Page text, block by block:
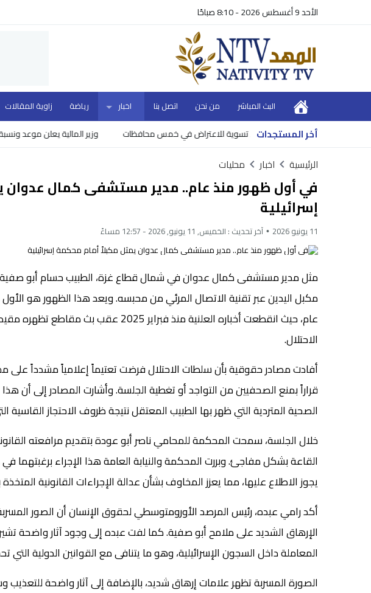
الأحد 9 أغسطس 2026 - 8:10 صباحًا
البث المباشر من نحن اتصل بنا اخبار رياضة زاوية المقالات
أخر المستجدات10 أحواض تسوية للاعتراض في خمس محافظات وزير المالية يعلن موعد ونسبة
الرئيسية اخبار محليات
في أول ظهور منذ عام.. مدير مستشفى كمال عدوان
إسرائيلية
11 يونيو 2026 آخر تحديث : الخميس, 11 يونيو, 2026 - 12:57 مساءً
مثل مدير مستشفى كمال عدوان في شمال قطاع غزة، الطبيب حسام أبو صفية،
مكبل اليدين عبر تقنية الاتصال المرئي من محبسه. ويعد هذا الظهور هو
عام، حيث انقطعت أخباره العلنية منذ فبراير
الاحتلال.
أفادت مصادر حقوقية بأن سلطات الاحتلال فرضت تعتيماً إعلامياً مشدداً على
قراراً بمنع الصحفيين من التواجد أو تغطية الجلسة. وأشارت المصادر إلى أن
الصحية المتردية التي ظهر بها الطبيب المعتقل نتيجة ظروف الاحتجاز القاسية
خلال الجلسة، سمحت المحكمة للمحامي ناصر أبو عودة بتقديم مرافعته
القاعة بشكل مفاجئ. وبررت المحكمة والنيابة العامة هذا الإجراء برغبتهما
يجوز الاطلاع عليها، مما يعزز المخاوف بشأن عدالة الإجراءات القانونية
أكد رامي عبده، رئيس المرصد الأورومتوسطي لحقوق الإنسان أن الصور
الإرهاق الشديد على ملامح أبو صفية. كما لفت عبده إلى وجود آثار واضحة
المعاملة داخل السجون الإسرائيلية، وهو ما يتنافى مع القوانين الدولية التي
الصورة المسربة تظهر علامات إرهاق شديد، بالإضافة إلى آثار واضحة